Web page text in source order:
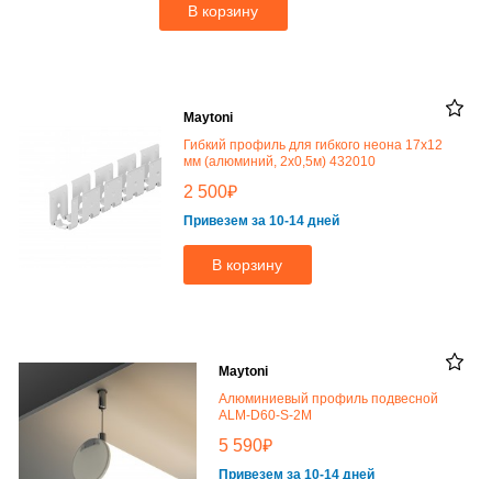
В корзину
Maytoni
Гибкий профиль для гибкого неона 17x12
мм (алюминий, 2x0,5м) 432010
2 500₽
Привезем за 10-14 дней
В корзину
Maytoni
Алюминиевый профиль подвесной
ALM-D60-S-2M
5 590₽
Привезем за 10-14 дней